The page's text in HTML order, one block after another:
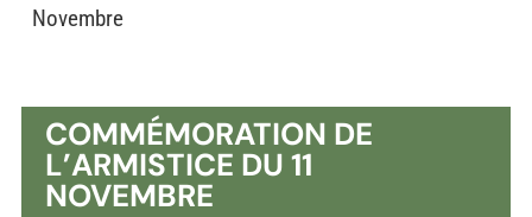
Novembre
COMMÉMORATION DE
L’ARMISTICE DU 11
NOVEMBRE